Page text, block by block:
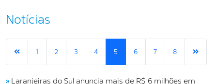
Notícias
1 2 3 4 5 6 7 8
»
Laranjeiras do Sul anuncia mais de R$ 6 milhões em